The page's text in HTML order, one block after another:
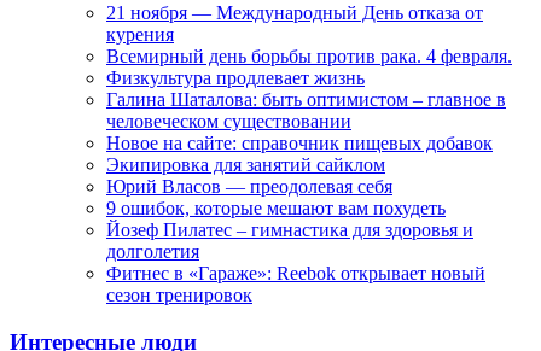
21 ноября — Международный День отказа от
курения
Всемирный день борьбы против рака. 4 февраля.
Физкультура продлевает жизнь
Галина Шаталова: быть оптимистом – главное в
человеческом существовании
Новое на сайте: справочник пищевых добавок
Экипировка для занятий сайклом
Юрий Власов — преодолевая себя
9 ошибок, которые мешают вам похудеть
Йозеф Пилатес – гимнастика для здоровья и
долголетия
Фитнес в «Гараже»: Reebok открывает новый
сезон тренировок
Интересные люди